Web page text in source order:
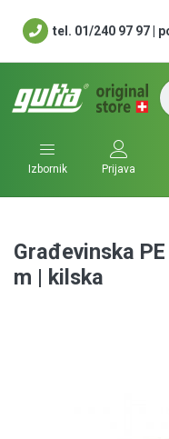
tel. 01/240 97 97 |
Izbornik Prijava
Građevinska
m | kilska